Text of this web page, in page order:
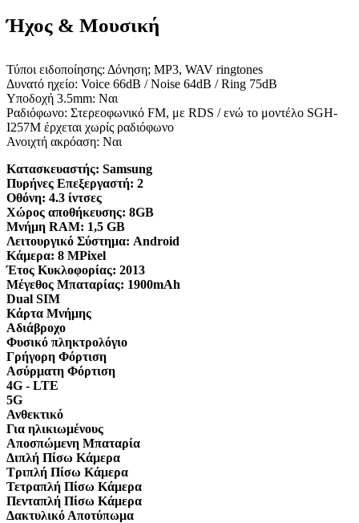
Ήχος & Μουσική
Τύποι ειδοποίησης: Δόνηση; MP3, WAV ringtones
Δυνατό ηχείο: Voice 66dB / Noise 64dB / Ring 75dB
Υποδοχή 3.5mm: Ναι
Ραδιόφωνο: Στερεοφωνικό FM, με RDS / ενώ το μοντέλο SGH-
I257M έρχεται χωρίς ραδιόφωνο
Ανοιχτή ακρόαση: Ναι
Κατασκευαστής: Samsung
Πυρήνες Επεξεργαστή: 2
Οθόνη: 4.3 ίντσες
Χώρος αποθήκευσης: 8GB
Μνήμη RAM: 1,5 GB
Λειτουργικό Σύστημα: Android
Κάμερα: 8 MPixel
Έτος Κυκλοφορίας: 2013
Μέγεθος Μπαταρίας: 1900mAh
Dual SIM
Κάρτα Μνήμης
Αδιάβροχο
Φυσικό πληκτρολόγιο
Γρήγορη Φόρτιση
Ασύρματη Φόρτιση
4G - LTE
5G
Ανθεκτικό
Για ηλικιωμένους
Αποσπώμενη Μπαταρία
Διπλή Πίσω Κάμερα
Τριπλή Πίσω Κάμερα
Τετραπλή Πίσω Κάμερα
Πενταπλή Πίσω Κάμερα
Δακτυλικό Αποτύπωμα